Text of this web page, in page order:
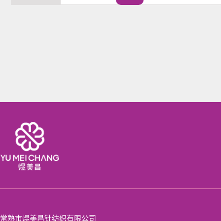
常熟市煜美昌针纺织有限公司